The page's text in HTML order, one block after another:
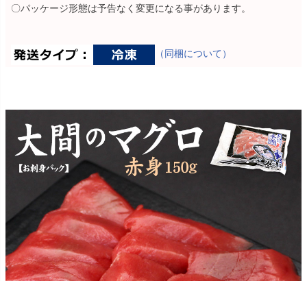
〇パッケージ形態は予告なく変更になる事があります。
（同梱について）